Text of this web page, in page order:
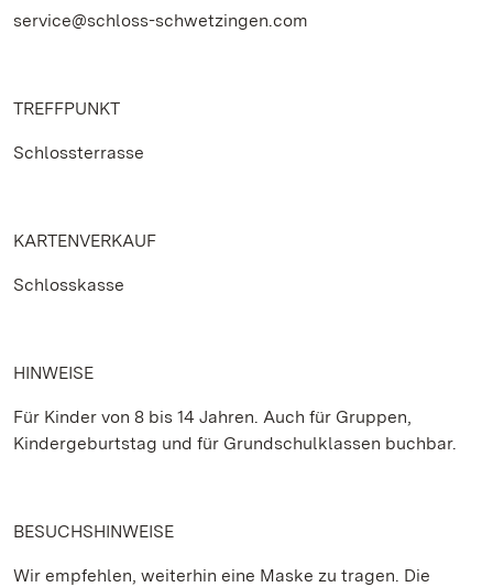
service@schloss-schwetzingen.com
TREFFPUNKT
Schlossterrasse
KARTENVERKAUF
Schlosskasse
HINWEISE
Für Kinder von 8 bis 14 Jahren. Auch für Gruppen,
Kindergeburtstag und für Grundschulklassen buchbar.
BESUCHSHINWEISE
Wir empfehlen, weiterhin eine Maske zu tragen. Die